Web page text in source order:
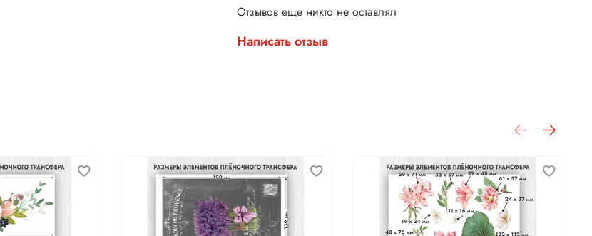
Отзывов еще никто не оставлял
Написать отзыв